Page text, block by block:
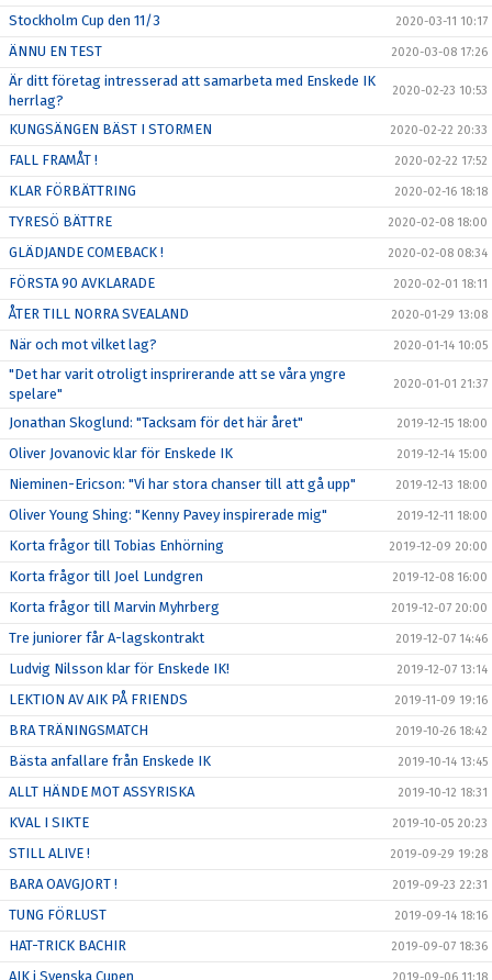
Stockholm Cup den 11/3 2020-03-11 10:17
ÄNNU EN TEST 2020-03-08 17:26
Är ditt företag intresserad att samarbeta med Enskede IK
herrlag?
2020-02-23 10:53
KUNGSÄNGEN BÄST I STORMEN 2020-02-22 20:33
FALL FRAMÅT ! 2020-02-22 17:52
KLAR FÖRBÄTTRING 2020-02-16 18:18
TYRESÖ BÄTTRE 2020-02-08 18:00
GLÄDJANDE COMEBACK ! 2020-02-08 08:34
FÖRSTA 90 AVKLARADE 2020-02-01 18:11
ÅTER TILL NORRA SVEALAND 2020-01-29 13:08
När och mot vilket lag? 2020-01-14 10:05
"Det har varit otroligt insprirerande att se våra yngre
spelare"
2020-01-01 21:37
Jonathan Skoglund: "Tacksam för det här året" 2019-12-15 18:00
Oliver Jovanovic klar för Enskede IK 2019-12-14 15:00
Nieminen-Ericson: "Vi har stora chanser till att gå upp" 2019-12-13 18:00
Oliver Young Shing: "Kenny Pavey inspirerade mig" 2019-12-11 18:00
Korta frågor till Tobias Enhörning 2019-12-09 20:00
Korta frågor till Joel Lundgren 2019-12-08 16:00
Korta frågor till Marvin Myhrberg 2019-12-07 20:00
Tre juniorer får A-lagskontrakt 2019-12-07 14:46
Ludvig Nilsson klar för Enskede IK! 2019-12-07 13:14
LEKTION AV AIK PÅ FRIENDS 2019-11-09 19:16
BRA TRÄNINGSMATCH 2019-10-26 18:42
Bästa anfallare från Enskede IK 2019-10-14 13:45
ALLT HÄNDE MOT ASSYRISKA 2019-10-12 18:31
KVAL I SIKTE 2019-10-05 20:23
STILL ALIVE ! 2019-09-29 19:28
BARA OAVGJORT ! 2019-09-23 22:31
TUNG FÖRLUST 2019-09-14 18:16
HAT-TRICK BACHIR 2019-09-07 18:36
AIK i Svenska Cupen